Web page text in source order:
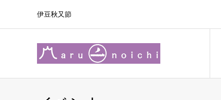
伊豆秋又節